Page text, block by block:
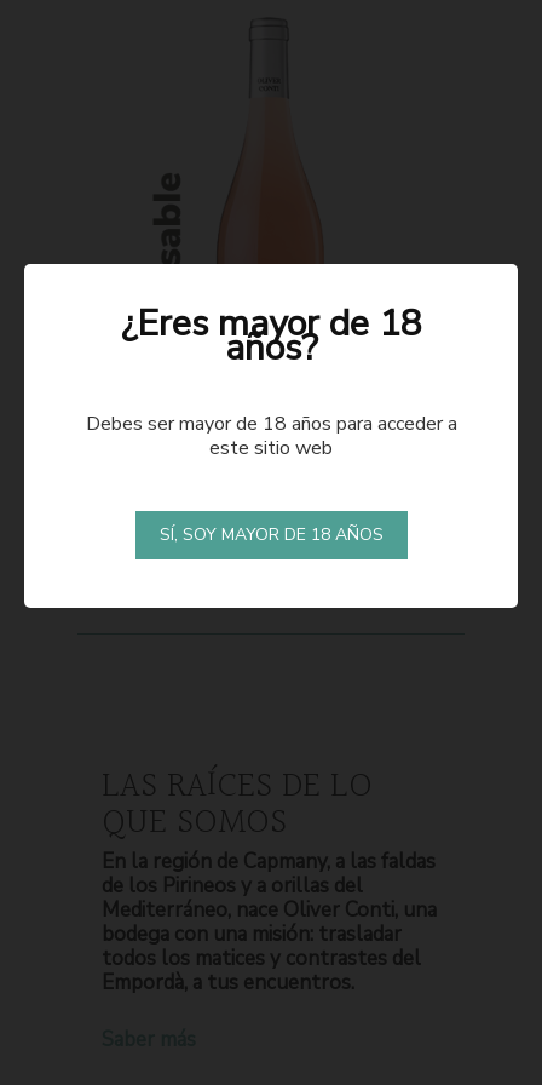
LAS RAÍCES DE LO
QUE SOMOS
En la región de Capmany, a las faldas
de los Pirineos y a orillas del
Mediterráneo, nace Oliver Conti, una
bodega con una misión: trasladar
todos los matices y contrastes del
Empordà, a tus encuentros.
¿Eres mayor de 18
años?
Debes ser mayor de 18 años para acceder a
este sitio web
SÍ, SOY MAYOR DE 18 AÑOS